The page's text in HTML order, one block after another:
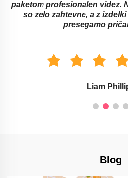
paketom profesionalen videz.
so zelo zahtevne, a z
presegamo
Liam
Blog